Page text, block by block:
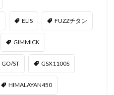
ELIS FUZZチタン
GIMMICK
GO/ST GSX1100S
HIMALAYAN450